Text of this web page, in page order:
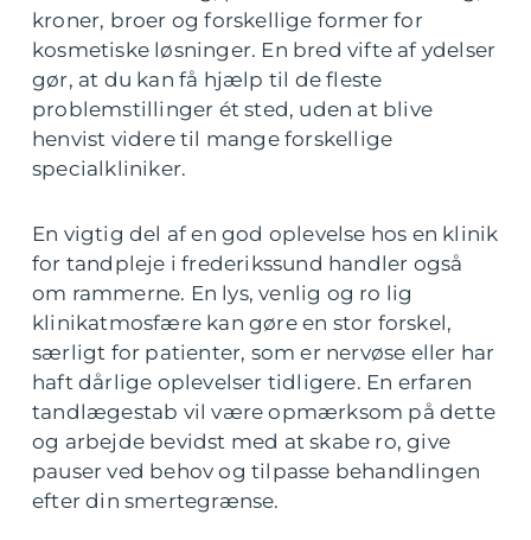
kroner, broer og forskellige former for
kosmetiske løsninger. En bred vifte af ydelser
gør, at du kan få hjælp til de fleste
problemstillinger ét sted, uden at blive
henvist videre til mange forskellige
specialkliniker.
En vigtig del af en god oplevelse hos en klinik
for tandpleje i frederikssund handler også
om rammerne. En lys, venlig og ro lig
klinikatmosfære kan gøre en stor forskel,
særligt for patienter, som er nervøse eller har
haft dårlige oplevelser tidligere. En erfaren
tandlægestab vil være opmærksom på dette
og arbejde bevidst med at skabe ro, give
pauser ved behov og tilpasse behandlingen
efter din smertegrænse.